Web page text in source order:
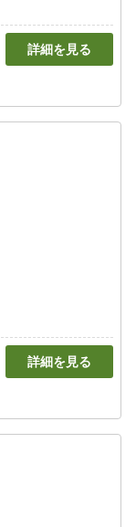
詳細を見る
詳細を見る